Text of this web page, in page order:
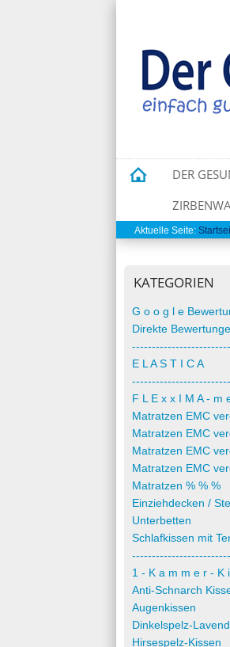
DER
Aktuelle Seite:
KATEGORIEN
G o o g l e
Direkte
E L A S T I C A
F L E x x I M A - m
Matratzen EMC
Matratzen EMC
Matratzen EMC
Matratzen EMC
Matratzen % % %
Einziehdecken /
Unterbetten
Schlafkissen mit
1 - K a m m e r - K
Anti-Schnarch
Augenkissen
Dinkelspelz-
Hirsespelz-Kissen